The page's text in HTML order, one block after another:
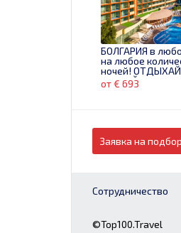
БОЛГАРИЯ в
на любое
ночей!
СЕМЬЕЙ!!
от € 693
Заявка на
Сотрудничество
©Top100.Travel